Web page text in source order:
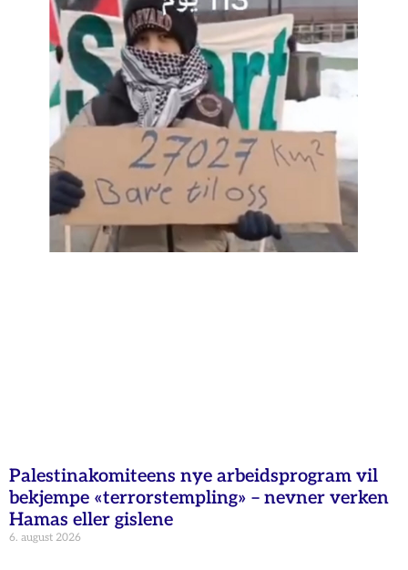
Palestinakomiteens nye arbeidsprogram vil
bekjempe «terrorstempling» – nevner verken
Hamas eller gislene
6. august 2026